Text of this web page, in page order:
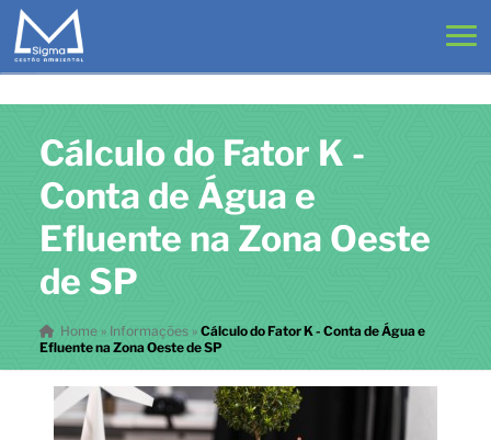
Cálculo do Fator K -
Conta de Água e
Efluente na Zona Oeste
de SP
Home» Informações » Cálculo do Fator K - Conta de Água e
Efluente na Zona Oeste de SP